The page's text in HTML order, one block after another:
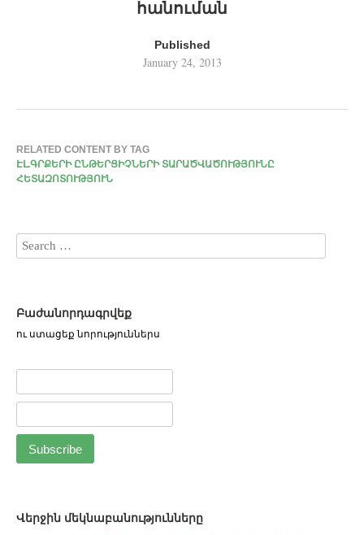
հանուման
Published
January 24, 2013
RELATED CONTENT BY TAG
ԷԼ.ԳՐՔԵՐԻ ԸՆԹԵՐՑԻՉՆԵՐԻ ՏԱՐԱԾՎԱԾՈՒԹՅՈՒՆԸ
ՀԵՏԱԶՈՏՈՒԹՅՈՒՆ
Բաժանորդագրվեք
ու ստացեք նորություններս
Վերջին մեկնաբանությունները